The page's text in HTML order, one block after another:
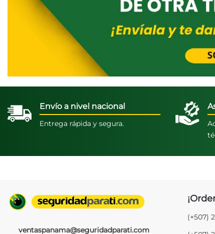
Envío a nivel nacional
Entrega rápida y segura.
ventaspanama@seguridadparati.com
(+507)